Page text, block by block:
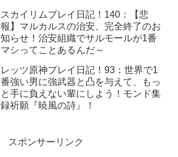
スカイリムプレイ日記！140：【悲
報】マルカルスの治安、完全終了のお
知らせ！治安組織でサルモールが1番
マシってことあるんだ～
レッツ原神プレイ日記！93：世界で1
番強い男に強武器と凸を与えて、もっ
と手に負えない輩にしよう！モンド集
録祈願『暁風の詩』！
スポンサーリンク